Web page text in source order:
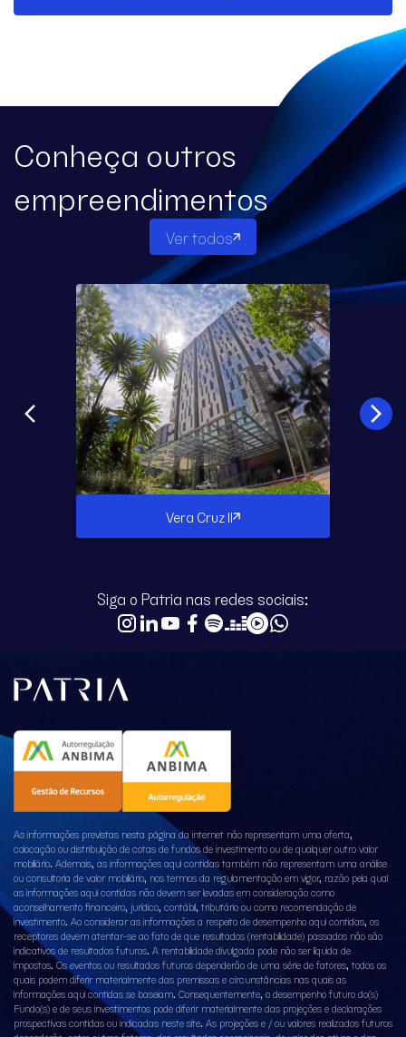
Conheça outros
empreendimentos
Ver todos
Vera Cruz II
Siga o Patria nas redes sociais:
As informações previstas nesta página da internet não representam uma oferta,
colocação ou distribuição de cotas de fundos de investimento ou de qualquer outro valor
mobiliário. Ademais, as informações aqui contidas também não representam uma análise
ou consultoria de valor mobiliário, nos termos da regulamentação em vigor, razão pela qual
as informações aqui contidas não devem ser levadas em consideração como
aconselhamento financeiro, jurídico, contábil, tributário ou como recomendação de
investimento. Ao considerar as informações a respeito de desempenho aqui contidas, os
receptores devem atentar-se ao fato de que resultados (rentabilidade) passados não são
indicativos de resultados futuros. A rentabilidade divulgada pode não ser líquida de
impostos. Os eventos ou resultados futuros dependerão de uma série de fatores, todos os
quais podem diferir materialmente das premissas e circunstâncias nas quais as
informações aqui contidas se baseiam. Consequentemente, o desempenho futuro do(s)
Fundo(s) e de seus investimentos pode diferir materialmente das projeções e declarações
prospectivas contidas ou indicadas neste site. As projeções e / ou valores realizados futuros